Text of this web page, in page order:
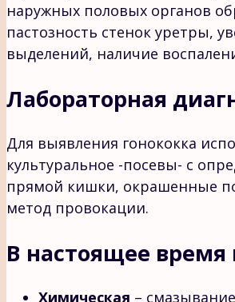
наружных половых органов
пастозность стенок уретры,
выделений, наличие
Лабораторная
Для выявления гонококка
культуральное -посевы- с
прямой кишки, окрашенные
метод провокации.
В настоящее
Химическая –